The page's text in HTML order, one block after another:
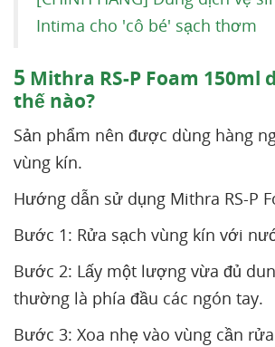
Intima cho 'cô bé' sạch thơm
5 Mithra RS-P Foam 150ml
thế nào?
Sản phẩm nên được dùng hàng
vùng kín.
Hướng dẫn sử dụng Mithra RS-P
Bước 1: Rửa sạch vùng kín với
Bước 2: Lấy một lượng vừa đủ
thường là phía đầu các ngón tay.
Bước 3: Xoa nhẹ vào vùng cần